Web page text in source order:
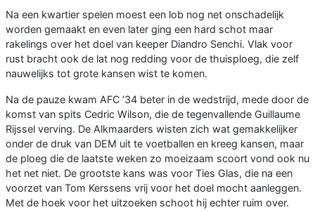
Na een kwartier spelen moest een lob nog net onschadelijk
worden gemaakt en even later ging een hard schot maar
rakelings over het doel van keeper Diandro Senchi. Vlak voor
rust bracht ook de lat nog redding voor de thuisploeg, die zelf
nauwelijks tot grote kansen wist te komen.
Na de pauze kwam AFC ’34 beter in de wedstrijd, mede door de
komst van spits Cedric Wilson, die de tegenvallende Guillaume
Rijssel verving. De Alkmaarders wisten zich wat gemakkelijker
onder de druk van DEM uit te voetballen en kreeg kansen, maar
de ploeg die de laatste weken zo moeizaam scoort vond ook nu
het net niet. De grootste kans was voor Ties Glas, die na een
voorzet van Tom Kerssens vrij voor het doel mocht aanleggen.
Met de hoek voor het uitzoeken schoot hij echter ruim over.